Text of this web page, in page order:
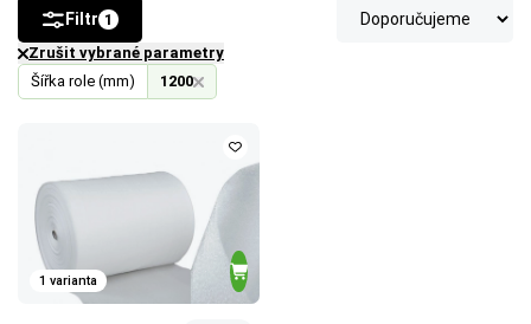
Šířka role (mm) 1200
Zrušit vybrané parametry
Filtr 1
1 varianta